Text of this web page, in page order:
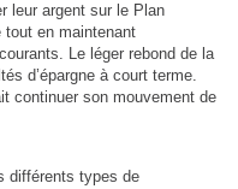
leur argent sur le Plan
tout en maintenant
Le léger rebond de la
d’épargne à court terme.
continuer son mouvement de
différents types de